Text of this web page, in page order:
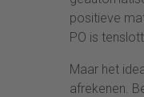
positieve
PO is
Maar het
afrekenen.